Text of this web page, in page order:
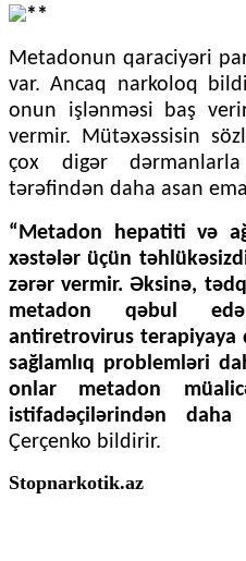
Metadonun qaraciyəri
var. Ancaq narkoloq
onun işlənməsi baş
vermir. Mütəxəssisin
çox digər
tərəfindən daha asan
“Metadon hepatiti və
xəstələr üçün
zərər vermir. Əksinə,
metadon qəbul
antiretrovirus terapiyaya
sağlamlıq problemləri
onlar metadon
istifadəçilərindən daha
Çerçenko bildirir.
Stopnarkotik.az